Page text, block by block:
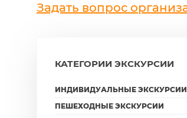
Задать вопрос
КАТЕГОРИИ ЭКСКУРСИИ
ИНДИВИДУАЛЬНЫЕ ЭКСКУРСИИ
ПЕШЕХОДНЫЕ ЭКСКУРСИИ